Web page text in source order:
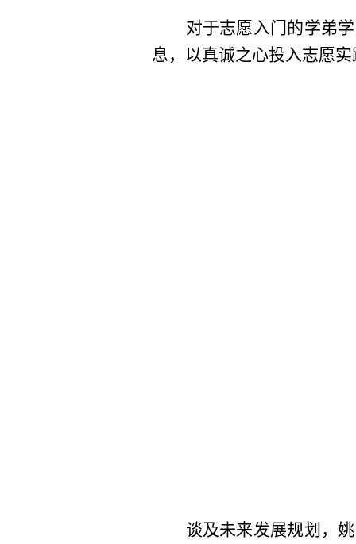
对于志愿入门的学弟
息，以真诚之心投入志愿
谈及未来发展规划，